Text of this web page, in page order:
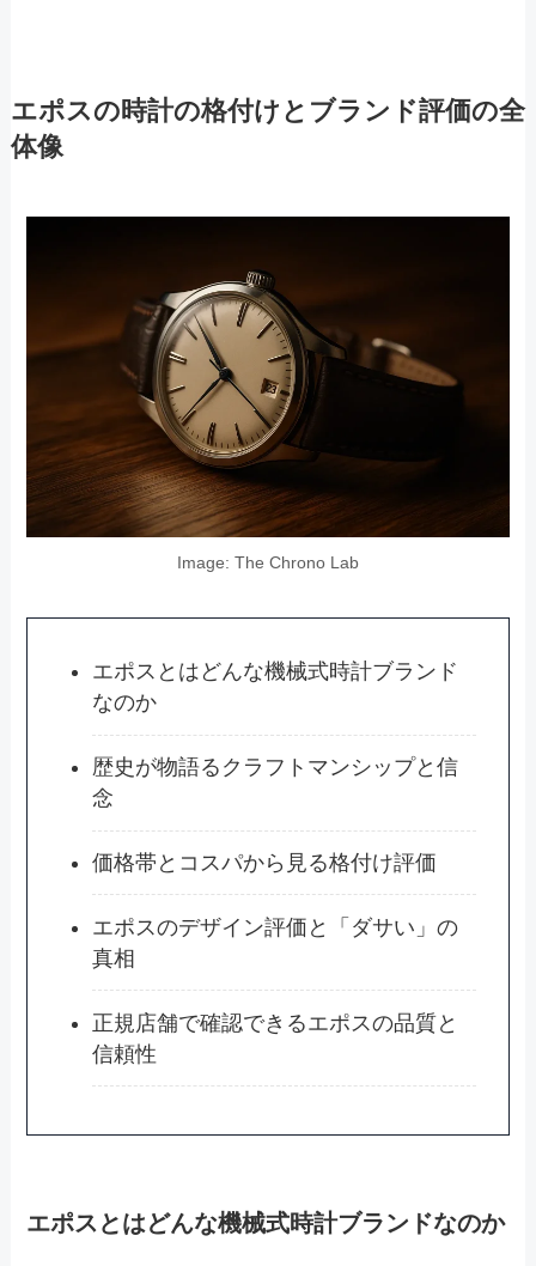
エポスの時計の格付けとブランド評価の全
体像
Image: The Chrono Lab
エポスとはどんな機械式時計ブランド
なのか
歴史が物語るクラフトマンシップと信
念
価格帯とコスパから見る格付け評価
エポスのデザイン評価と「ダサい」の
真相
正規店舗で確認できるエポスの品質と
信頼性
エポスとはどんな機械式時計ブランドなのか